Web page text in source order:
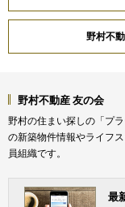
野村不
野村不動産 友の会
野村の住まい探しの「プ
の新築物件情報やライフ
員組織です。
最